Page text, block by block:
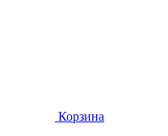
Корзина